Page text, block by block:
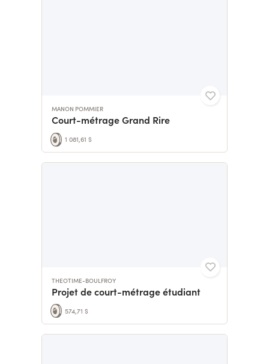
MANON POMMIER
Court-métrage Grand Rire
1 081,61 $
THEOTIME-BOULFROY
Projet de court-métrage étudiant
574,71 $